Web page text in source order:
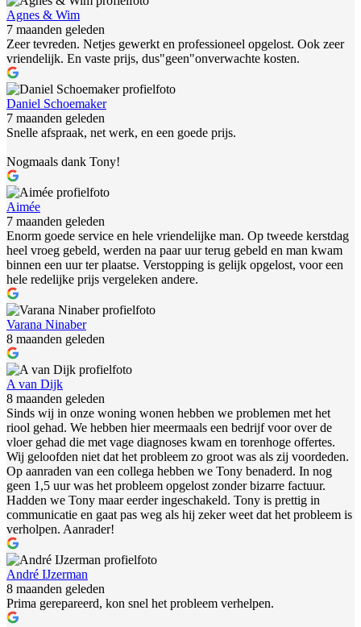
Agnes & Wim
7 maanden geleden
Zeer tevreden. Netjes gewerkt en professioneel opgelost. Ook zeer
vriendelijk. En vaste prijs, dus"geen"onverwachte kosten.
Daniel Schoemaker
7 maanden geleden
Snelle afspraak, net werk, en een goede prijs.
Nogmaals dank Tony!
Aimée
7 maanden geleden
Enorm goede service en hele vriendelijke man. Op tweede kerstdag
heel vroeg gebeld, werden na paar uur terug gebeld en man kwam
binnen een uur ter plaatse. Verstopping is gelijk opgelost, voor een
hele redelijke prijs vergeleken andere.
Varana Ninaber
8 maanden geleden
A van Dijk
8 maanden geleden
Sinds wij in onze woning wonen hebben we problemen met het
riool gehad. We hebben hier meermaals een bedrijf voor over de
vloer gehad die met vage diagnoses kwam en torenhoge offertes.
Wij geloofden niet dat het probleem zo groot was als zij voordeden.
Op aanraden van een collega hebben we Tony benaderd. In nog
geen 1,5 uur was het probleem opgelost zonder bizarre factuur.
Hadden we Tony maar eerder ingeschakeld. Tony is prettig in
communicatie en gaat pas weg als hij zeker weet dat het probleem is
verholpen. Aanrader!
André IJzerman
8 maanden geleden
Prima gerepareerd, kon snel het probleem verhelpen.